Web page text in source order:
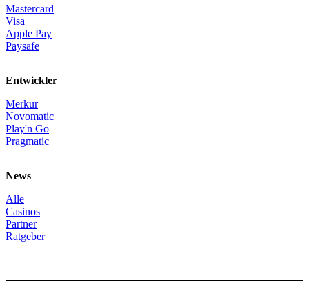
Mastercard
Visa
Apple Pay
Paysafe
Entwickler
Merkur
Novomatic
Play'n Go
Pragmatic
News
Alle
Casinos
Partner
Ratgeber